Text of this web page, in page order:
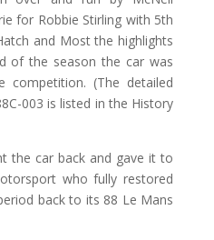
for Robbie Stirling with 5th
and Most the highlights
of the season the car was
competition. (The detailed
003 is listed in the History
the car back and gave it to
who fully restored
back to its 88 Le Mans